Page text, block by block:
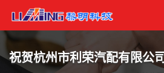
祝贺杭州市利荣汽配有限公